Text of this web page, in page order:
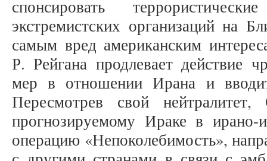
спонсировать
экстремистских организаций на
самым вред американским
Р. Рейгана продлевает действие
мер в отношении Ирана и
Пересмотрев свой
прогнозируемому Ираке в ирано-
операцию «Непоколебимость»,